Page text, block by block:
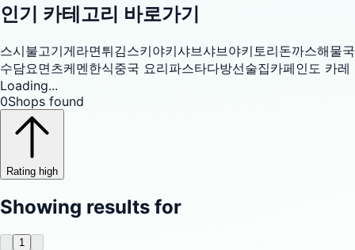
인기 카테고리 바로가기
스시불고기게라면튀김스키야키샤브샤브 야키토리돈까스해물국
수담요면츠케멘한식중국 요리파스타다방선술집카페인도 카레
Loading...
0Shops found
Rating high
Showing results for
1